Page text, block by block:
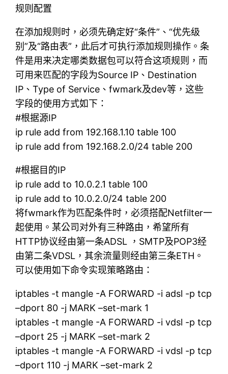
规则配置
在添加规则时，必须先确定好“条件”、“优先级
别”及“路由表”，此后才可执行添加规则操作。条
件是用来决定哪类数据包可以符合这项规则，而
可用来匹配的字段为Source IP、Destination
IP、Type of Service、fwmark及dev等，这些
字段的使用方式如下：
#根据源IP
ip rule add from 192.168.1.10 table 100
ip rule add from 192.168.2.0/24 table 200
#根据目的IP
ip rule add to 10.0.2.1 table 100
ip rule add to 10.0.2.0/24 table 200
将fwmark作为匹配条件时，必须搭配Netfilter一
起使用。某公司对外有三种路由，希望所有
HTTP协议经由第一条ADSL ，SMTP及POP3经
由第二条VDSL，其余流量则经由第三条ETH。
可以使用如下命令实现策略路由：
iptables -t mangle -A FORWARD -i adsl -p tcp
–dport 80 -j MARK –set-mark 1
iptables -t mangle -A FORWARD -i vdsl -p tcp
–dport 25 -j MARK –set-mark 2
iptables -t mangle -A FORWARD -i vdsl -p tcp
–dport 110 -j MARK –set-mark 2